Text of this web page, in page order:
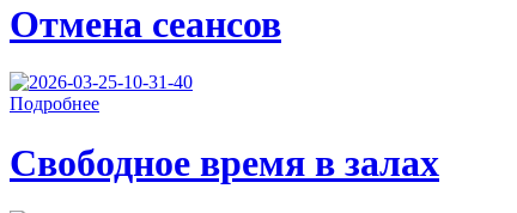
Отмена сеансов
Подробнее
Свободное время в залах